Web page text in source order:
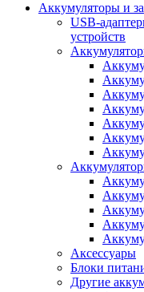
Аккумуляторы и
USB-
устройств
Аксессуары
Блоки
Другие